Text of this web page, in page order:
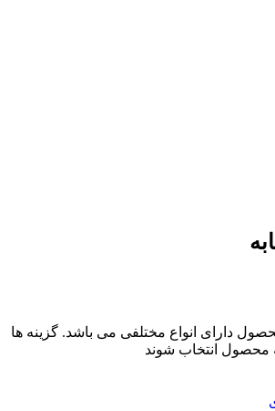
دارای انواع مختلفی می باشد. گزینه ها
انتخاب شوند